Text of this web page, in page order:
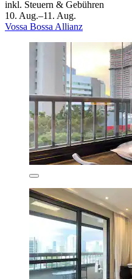
inkl. Steuern & Gebühren
10. Aug.–11. Aug.
Vossa Bossa Allianz